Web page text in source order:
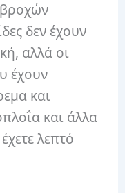
δεν έχουν
αλλά οι
έχουν
και
και άλλα
λεπτό